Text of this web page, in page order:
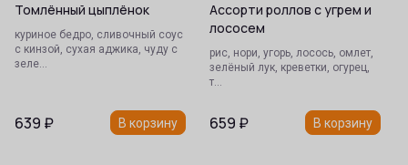
Томлённый цыплёнок
куриное бедро, сливочный соус
с кинзой, сухая аджика, чуду с
зеле…
639 ₽ В корзину
Ассорти роллов с угрем и
лососем
рис, нори, угорь, лосось, омлет,
зелёный лук, креветки, огурец,
т…
659 ₽ В корзину